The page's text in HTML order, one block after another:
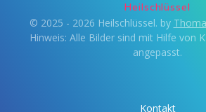
Heilschlüssel
© 2025 - 2026 Heilschlüssel. by
Hinweis: Alle Bilder sind mit Hilfe von
angepasst.
Kontakt